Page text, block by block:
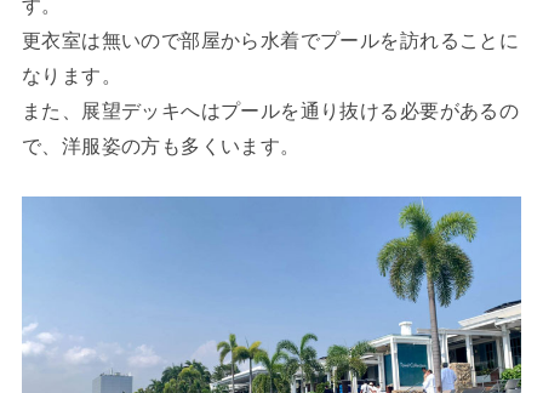
す。
更衣室は無いので部屋から水着でプールを訪れることに
なります。
また、展望デッキへはプールを通り抜ける必要があるの
で、洋服姿の方も多くいます。